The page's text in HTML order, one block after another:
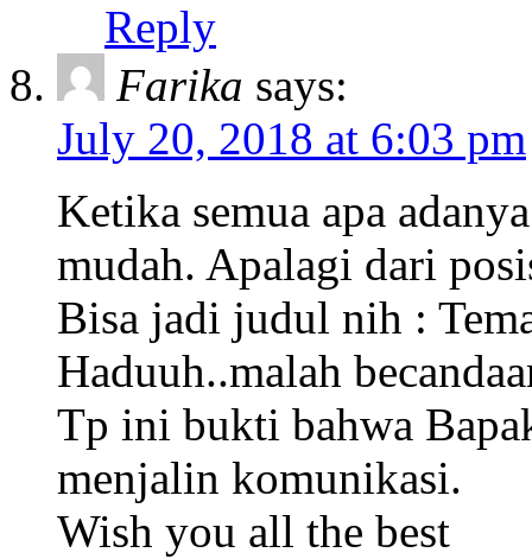
Reply
Farika says:
July 20, 2018 at 6:03 pm
Ketika semua apa
mudah. Apalagi dari
Bisa jadi judul nih :
Haduuh..malah
Tp ini bukti bahwa
menjalin komunikasi.
Wish you all the best